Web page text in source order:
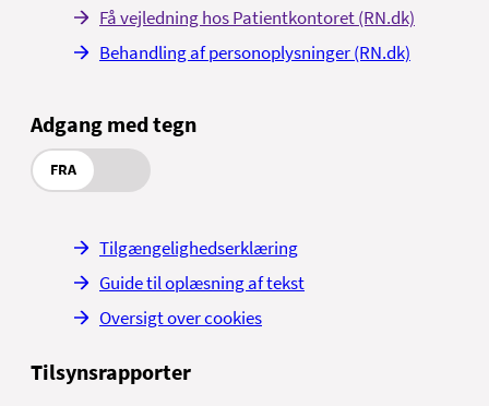
Få vejledning hos Patientkontoret (RN.dk)
Behandling af personoplysninger (RN.dk)
Adgang med tegn
FRA
Tilgængelighedserklæring
Guide til oplæsning af tekst
Oversigt over cookies
Tilsynsrapporter